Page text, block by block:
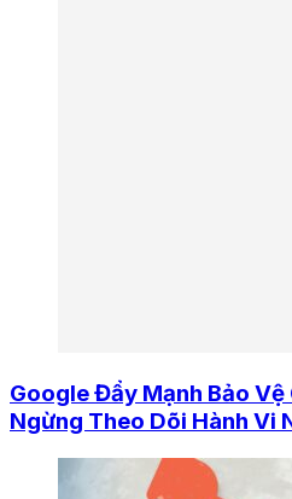
Google Đẩy Mạnh Bảo Vệ
Ngừng Theo Dõi Hành Vi